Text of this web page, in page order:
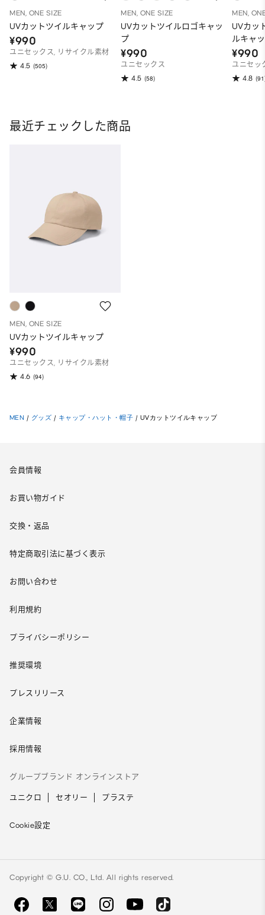
MEN, ONE SIZE
UVカットツイルキャップ
¥990
ユニセックス, リサイクル素材
4.5 (505)
MEN, ONE SIZE
UVカットツイルロゴキャッ
プ
¥990
ユニセックス
4.5 (58)
MEN,
UVカッ
ルキャ
¥990
ユニセッ
4.8
最近チェックした商品
MEN, ONE SIZE
UVカットツイルキャップ
¥990
ユニセックス, リサイクル素材
4.6 (94)
MEN / グッズ / キャップ・ハット・帽子 / UVカットツイルキャップ
会員情報
お買い物ガイド
交換・返品
特定商取引法に基づく表示
お問い合わせ
利用規約
プライバシーポリシー
推奨環境
プレスリリース
企業情報
採用情報
グループブランド オンラインストア
ユニクロ セオリー プラステ
Cookie設定
Copyright © G.U. CO., Ltd. All rights reserved.